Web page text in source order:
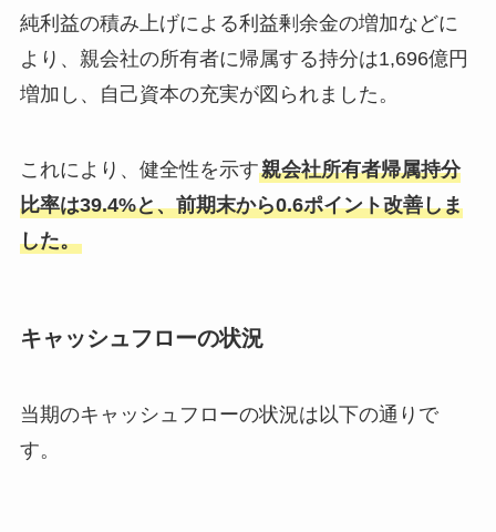
純利益の積み上げによる利益剰余金の増加などに
より、親会社の所有者に帰属する持分は1,696億円
増加し、自己資本の充実が図られました。
これにより、健全性を示す親会社所有者帰属持分
比率は39.4%と、前期末から0.6ポイント改善しま
した。
キャッシュフローの状況
当期のキャッシュフローの状況は以下の通りで
す。